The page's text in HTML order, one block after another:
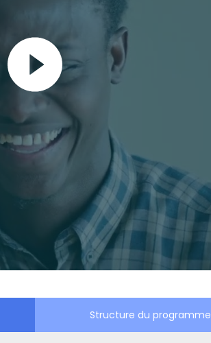
Structure du programme